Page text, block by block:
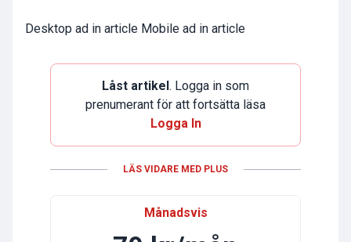
Desktop ad in article Mobile ad in article
Låst artikel . Logga in som
prenumerant för att fortsätta läsa
Logga In
LÄS VIDARE MED PLUS
Månadsvis